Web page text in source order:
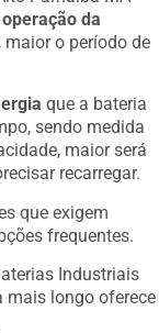
da
o período de
que a bateria
sendo medida
maior será
recarregar.
que exigem
frequentes.
Industriais
mais longo oferece